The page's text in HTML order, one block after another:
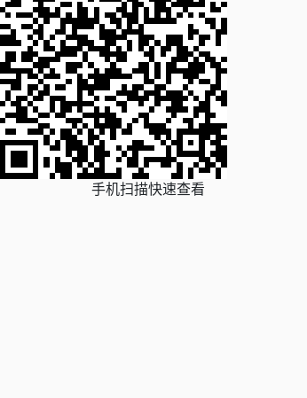
手机扫描快速查看